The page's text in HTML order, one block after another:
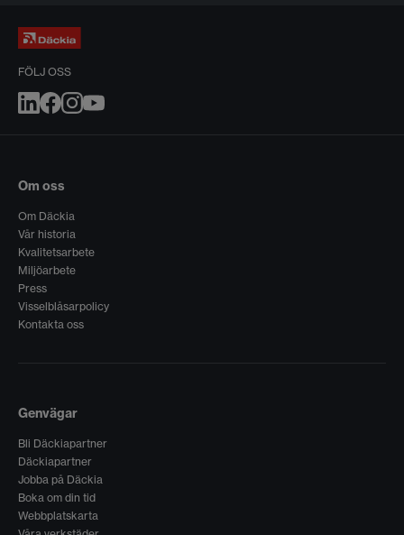
FÖLJ OSS
Om oss
Om Däckia
Vår historia
Kvalitetsarbete
Miljöarbete
Press
Visselblåsarpolicy
Kontakta oss
Genvägar
Bli Däckiapartner
Däckiapartner
Jobba på Däckia
Boka om din tid
Webbplatskarta